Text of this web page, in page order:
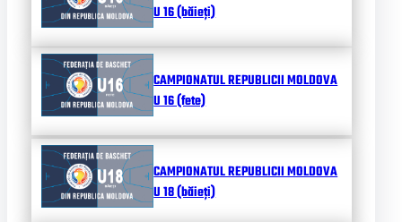
U 16 (băieți)
CAMPIONATUL REPUBLICII MOLDOVA
U 16 (fete)
CAMPIONATUL REPUBLICII MOLDOVA
U 18 (băieți)